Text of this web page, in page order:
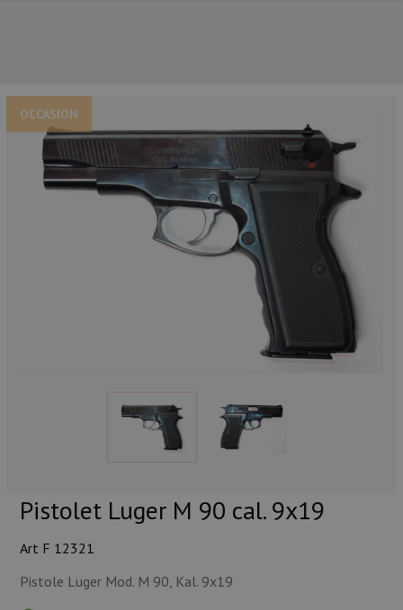
OCCASION
Pistolet Luger M 90 cal. 9x19
Art F 12321
Pistole Luger Mod. M 90, Kal. 9x19
NOS PRINCIPALES MARQUES
Lampes et accessoires